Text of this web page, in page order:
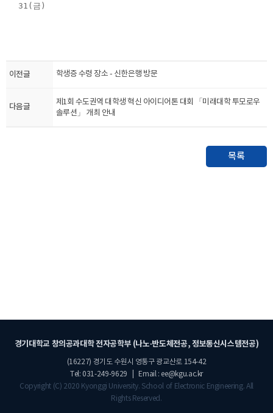
31(금)​
이전글 학생증 수령 장소 - 신한은행 방문
다음글
제1회 수도권역 대학생 혁신 아이디어톤 대회 「미래대학 투모로우
솔루션」 개최 안내
목록
경기대학교 창의공과대학 전자공학부 (나노·반도체전공, 정보통신시스템전공)
(16227) 경기도 수원시 영통구 광교산로 154-42
Tel: 031-249-9629 | Email : ee@kgu.ac.kr
Copyright (C) 2020 Kyonggi University. School of Electronic Engineering. All
Rights Reserved.